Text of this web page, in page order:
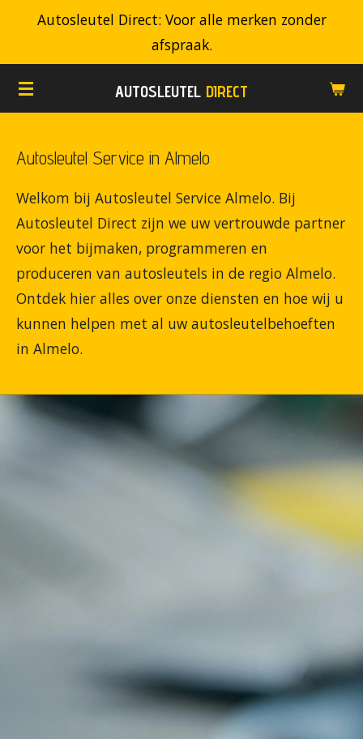
de
AUTOSLEUTEL DIRECT
Autosleutel Direct: Voor alle merken zonder
afspraak.
Autosleutel Service in Almelo
Welkom bij Autosleutel Service Almelo. Bij
Autosleutel Direct zijn we uw vertrouwde partner
voor het bijmaken, programmeren en
produceren van autosleutels in de regio Almelo.
Ontdek hier alles over onze diensten en hoe wij u
kunnen helpen met al uw autosleutelbehoeften
in Almelo.